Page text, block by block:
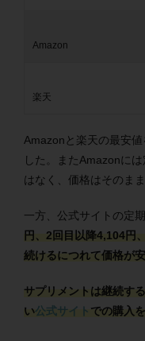
Amazon
楽天
Amazonと楽天の最安
した。またAmazonに
はなく、価格はそのまま
一方、公式サイトの定
円、2回目以降4,104円
続けるにつれて価格が
サプリメントは継続す
い公式サイト での購入